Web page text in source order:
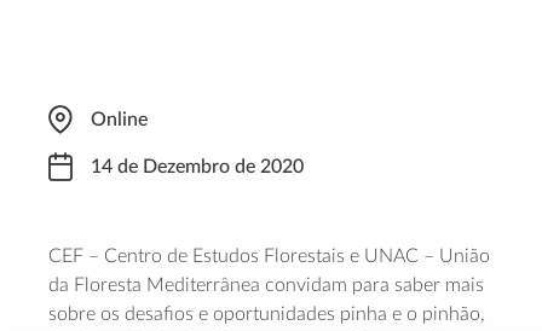
Online
14 de Dezembro de 2020
CEF – Centro de Estudos Florestais e UNAC – União
da Floresta Mediterrânea convidam para saber mais
sobre os desafios e oportunidades pinha e o pinhão,